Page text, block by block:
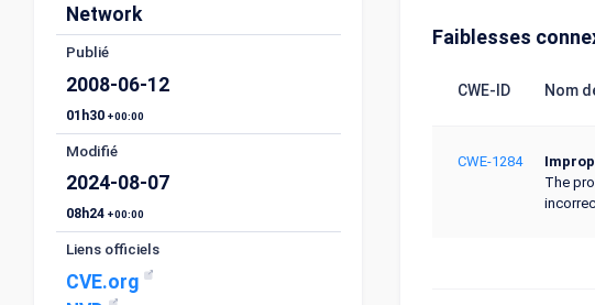
Network
Publié
2008-06-12
01h30 +00:00
Modifié
2024-08-07
08h24 +00:00
Liens officiels
CVE.org
Faiblesses
CWE-ID Nom
CWE-1284
The